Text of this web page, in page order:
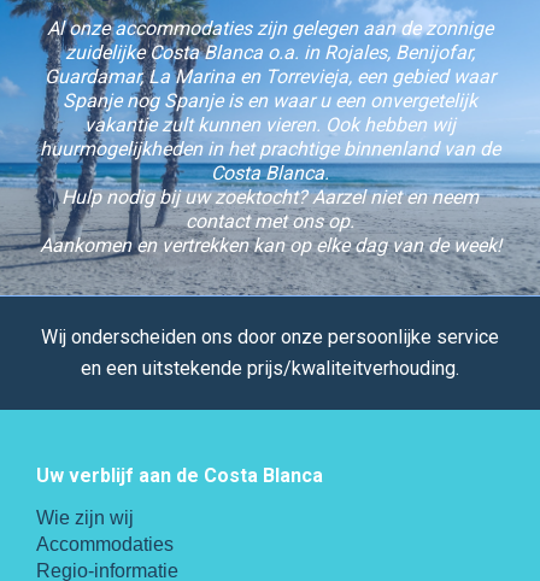
Al onze accommodaties zijn gelegen aan de zonnige
zuidelijke Costa Blanca o.a. in Rojales, Benijofar,
Guardamar, La Marina en Torrevieja, een gebied waar
Spanje nog Spanje is en waar u een onvergetelijk
vakantie zult kunnen vieren. Ook hebben wij
huurmogelijkheden in het prachtige binnenland van de
Costa Blanca.
Hulp nodig bij uw zoektocht? Aarzel niet en neem
contact met ons op.
Aankomen en vertrekken kan op elke dag van de week!
Wij onderscheiden ons door onze persoonlijke service
en een uitstekende prijs/kwaliteitverhouding.
Uw verblijf aan de Costa Blanca
Wie zijn wij
Accommodaties
Regio-informatie